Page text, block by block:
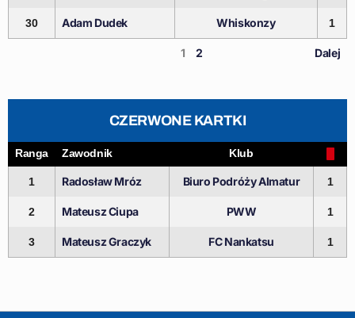
30 Adam Dudek Whiskonzy 1
1 2 Dalej
CZERWONE KARTKI
Ranga Zawodnik Klub
1 Radosław Mróz Biuro Podróży Almatur 1
2 Mateusz Ciupa PWW 1
3 Mateusz Graczyk FC Nankatsu 1